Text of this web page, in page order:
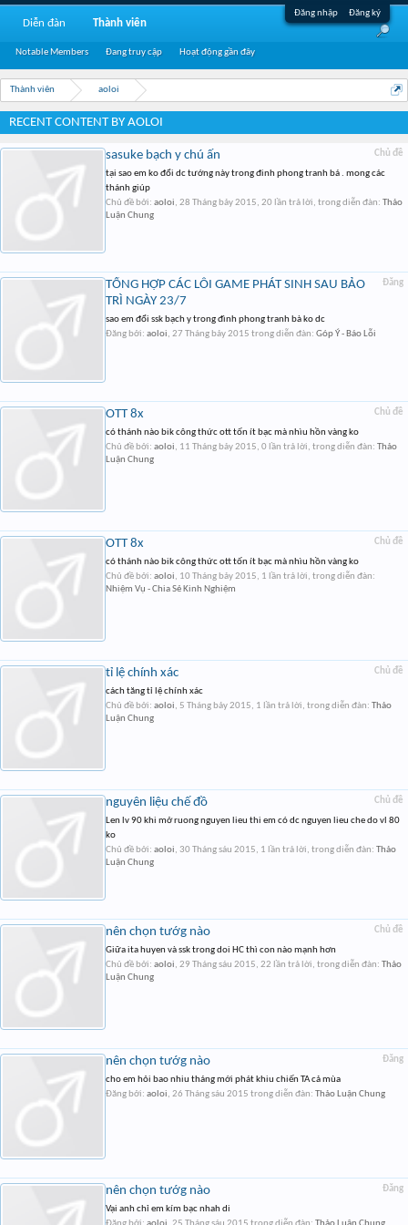
Đăng nhập Đăng ký
Thành viên aoloi
RECENT CONTENT BY AOLOI
Chủ đề
sasuke bạch y chú ấn
tại sao em ko đổi dc tướng này trong đinh phong tranh bá . mong các
thánh giúp
Chủ đề bởi: aoloi, 28 Tháng bảy 2015, 20 lần trả lời, trong diễn đàn: Thảo
Luận Chung
Đăng
TỔNG HỢP CÁC LỖI GAME PHÁT SINH SAU BẢO
TRÌ NGÀY 23/7
sao em đổi ssk bạch y trong đình phong tranh bà ko dc
Đăng bởi: aoloi, 27 Tháng bảy 2015 trong diễn đàn: Góp Ý - Báo Lỗi
Chủ đề
OTT 8x
có thánh nào bik công thức ott tốn ít bạc mà nhìu hồn vàng ko
Chủ đề bởi: aoloi, 11 Tháng bảy 2015, 0 lần trả lời, trong diễn đàn: Thảo
Luận Chung
Chủ đề
OTT 8x
có thánh nào bik công thức ott tốn ít bạc mà nhìu hồn vàng ko
Chủ đề bởi: aoloi, 10 Tháng bảy 2015, 1 lần trả lời, trong diễn đàn:
Nhiệm Vụ - Chia Sẻ Kinh Nghiệm
Chủ đề
tỉ lệ chính xác
cách tăng tỉ lệ chính xác
Chủ đề bởi: aoloi, 5 Tháng bảy 2015, 1 lần trả lời, trong diễn đàn: Thảo
Luận Chung
Chủ đề
nguyên liệu chế đồ
Len lv 90 khi mở ruong nguyen lieu thi em có dc nguyen lieu che do vl 80
ko
Chủ đề bởi: aoloi, 30 Tháng sáu 2015, 1 lần trả lời, trong diễn đàn: Thảo
Luận Chung
Chủ đề
nên chọn tướg nào
Giữa ita huyen và ssk trong doi HC thì con nào mạnh hơn
Chủ đề bởi: aoloi, 29 Tháng sáu 2015, 22 lần trả lời, trong diễn đàn: Thảo
Luận Chung
Đăng
nên chọn tướg nào
cho em hỏi bao nhiu tháng mới phát khiu chiến TA cả mùa
Đăng bởi: aoloi, 26 Tháng sáu 2015 trong diễn đàn: Thảo Luận Chung
Đăng
nên chọn tướg nào
Vại anh chỉ em kím bạc nhah di
Diễn đàn Thành viên
Notable Members Đang truy cập Hoạt động gần đây